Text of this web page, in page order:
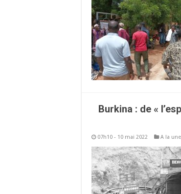
Burkina : de «
07h10 - 10 mai 2022 A la une